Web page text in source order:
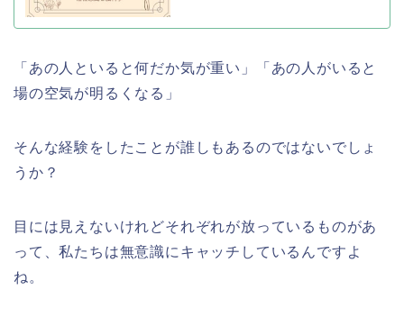
「あの人といると何だか気が重い」「あの人がいると
場の空気が明るくなる」
そんな経験をしたことが誰しもあるのではないでしょ
うか？
目には見えないけれどそれぞれが放っているものがあ
って、私たちは無意識にキャッチしているんですよ
ね。